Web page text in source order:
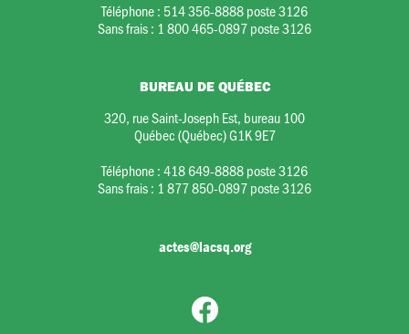
Téléphone : 514 356-8888 poste 3126
Sans frais : 1 800 465-0897 poste 3126
BUREAU DE QUÉBEC
320, rue Saint-Joseph Est, bureau 100
Québec (Québec) G1K 9E7
Téléphone :418 649-8888 poste 3126
Sans frais : 1 877 850-0897 poste 3126
actes@lacsq.org